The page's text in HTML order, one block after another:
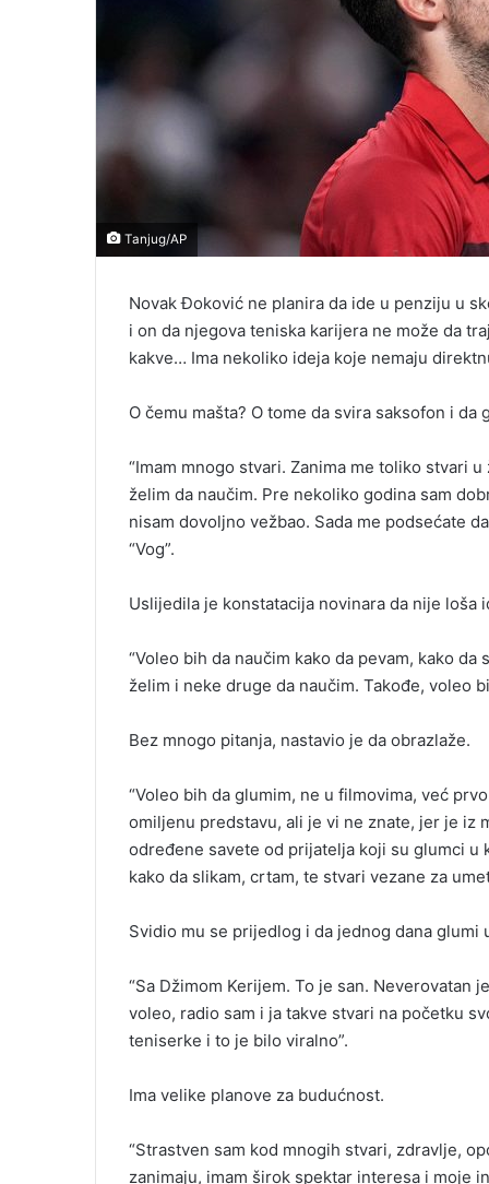
Tanjug/AP
Novak Đoković ne planira da ide u penziju u
i on da njegova teniska karijera ne može da
kakve… Ima nekoliko ideja koje nemaju
O čemu mašta? O tome da svira saksofon i
“Imam mnogo stvari. Zanima me toliko stvari
želim da naučim. Pre nekoliko godina sam
nisam dovoljno vežbao. Sada me podsećate
“Vog”.
Uslijedila je konstatacija novinara da nije loša
“Voleo bih da naučim kako da pevam, kako
želim i neke druge da naučim. Takođe, voleo
Bez mnogo pitanja, nastavio je da obrazlaže.
“Voleo bih da glumim, ne u filmovima, već
omiljenu predstavu, ali je vi ne znate, jer je iz
određene savete od prijatelja koji su glumci u
kako da slikam, crtam, te stvari vezane za
Svidio mu se prijedlog i da jednog dana
“Sa Džimom Kerijem. To je san. Neverovatan
voleo, radio sam i ja takve stvari na početku
teniserke i to je bilo viralno”.
Ima velike planove za budućnost.
“Strastven sam kod mnogih stvari, zdravlje,
zanimaju, imam širok spektar interesa i moje